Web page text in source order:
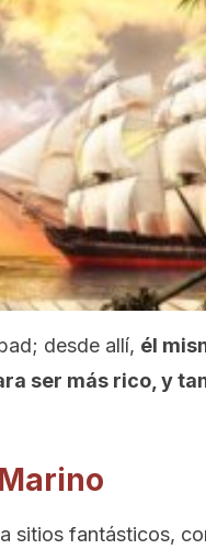
desde allí, él
ser más rico, y
sitios fantásticos,